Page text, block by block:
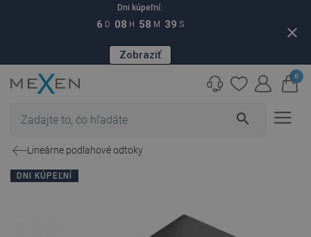
Dni kúpeľní:
6 D 08 H 58 M 38 S
Zobraziť
close
search
0
Lineárne podlahové odtoky
DNI KÚPEĽNÍ